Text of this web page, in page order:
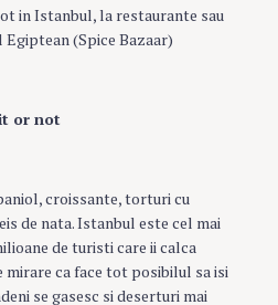
in Istanbul, la restaurante sau
(Spice Bazaar)
or not
croissante, torturi cu
de nata. Istanbul este cel mai
de turisti care ii calca
mirare ca face tot posibilul sa isi
se gasesc si deserturi mai